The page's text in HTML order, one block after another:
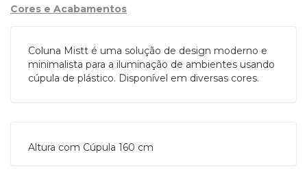
Cores e Acabamentos
Coluna Mistt é uma solução de design moderno e
minimalista para a iluminação de ambientes usando
cúpula de plástico. Disponível em diversas cores.
Altura com Cúpula 160 cm